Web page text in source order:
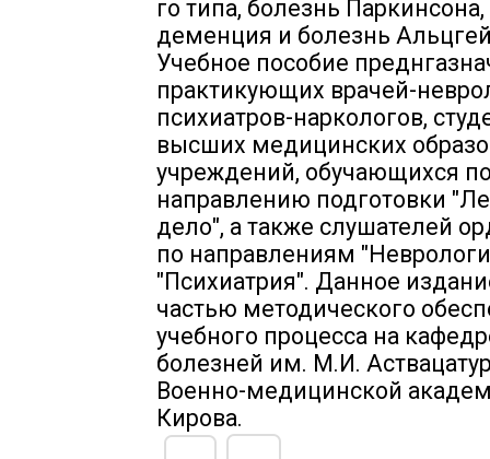
го типа, болезнь Паркинсона,
деменция и болезнь
Учебное пособие
практикующих врачей-
психиатров-наркологов,
высших медицинских
учреждений, обучающихся
направлению подготовки
дело", а также слушателей
по направлениям
"Психиатрия". Данное
частью методического
учебного процесса на
болезней им. М.И.
Военно-медицинской
Кирова.